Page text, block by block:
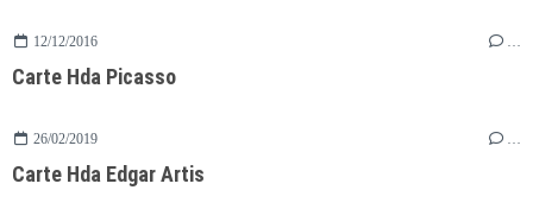
12/12/2016
Carte Hda Picasso
26/02/2019 …
Carte Hda Edgar Artis